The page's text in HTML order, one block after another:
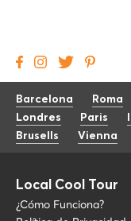
Barcelona Roma
Londres
Paris
Brusells
Vienna
Local Cool Tour
¿Cómo Funciona?